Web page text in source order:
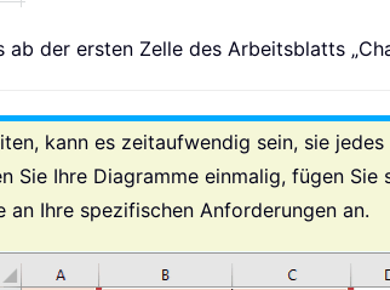
der ersten Zelle des Arbeitsblatts
kann es zeitaufwendig sein, sie
Sie Ihre Diagramme einmalig, fügen
Ihre spezifischen Anforderungen an.